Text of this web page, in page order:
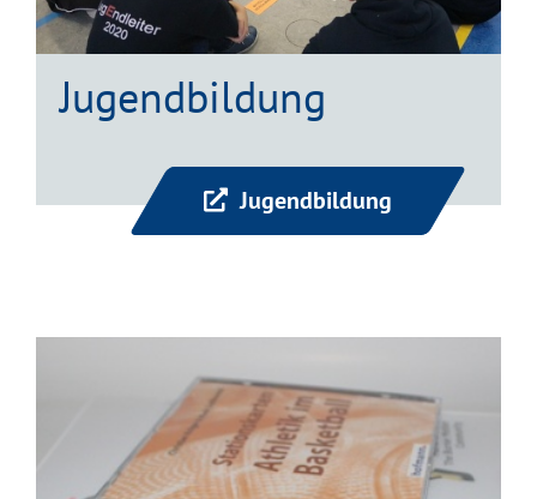
Jugendbildung
Jugendbildung